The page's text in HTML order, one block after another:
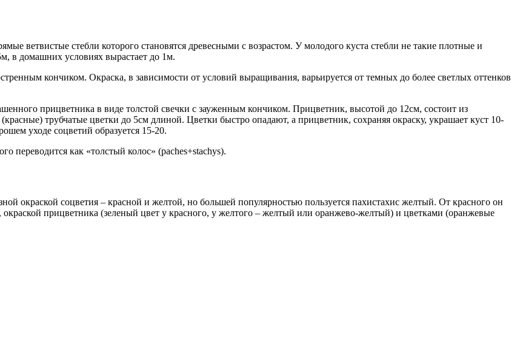
ветвистые стебли которого становятся древесными с возрастом. У молодого куста стебли не такие плотные и
в домашних условиях вырастает до 1м.
кончиком. Окраска, в зависимости от условий выращивания, варьируется от темных до более светлых оттенков
прицветника в виде толстой свечки с зауженным кончиком. Прицветник, высотой до 12см, состоит из
трубчатые цветки до 5см длиной. Цветки быстро опадают, а прицветник, сохраняя окраску, украшает куст 10-
уходе соцветий образуется 15-20.
переводится как «толстый колос» (paches+stachys).
окраской соцветия – красной и желтой, но большей популярностью пользуется пахистахис желтый. От красного он
прицветника (зеленый цвет у красного, у желтого – желтый или оранжево-желтый) и цветками (оранжевые